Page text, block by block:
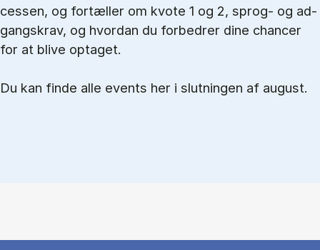
ces­sen, og for­tæl­ler om kvo­te 1 og 2, sprog- og ad­
gangs­krav, og hvordan du forbedrer dine chancer
for at blive optaget.
Du kan finde alle events her i slutningen af august.